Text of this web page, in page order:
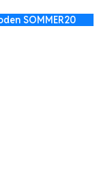
SOMMER20